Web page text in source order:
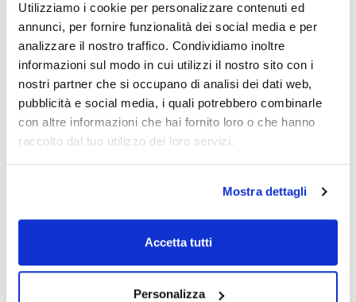
Utilizziamo i cookie per personalizzare contenuti ed
annunci, per fornire funzionalità dei social media e per
analizzare il nostro traffico. Condividiamo inoltre
informazioni sul modo in cui utilizzi il nostro sito con i
nostri partner che si occupano di analisi dei dati web,
pubblicità e social media, i quali potrebbero combinarle
con altre informazioni che hai fornito loro o che hanno
raccolto dal tuo utilizzo dei loro servizi.
Mostra dettagli
Accetta tutti
Personalizza
Disponibilità
Controlla le
scorte
Diametro
Diametro
Altezza (mm)
Conf. (unità)
Codice
1010531DAN
Confezionamento
x u.
Prezzo
Acquista